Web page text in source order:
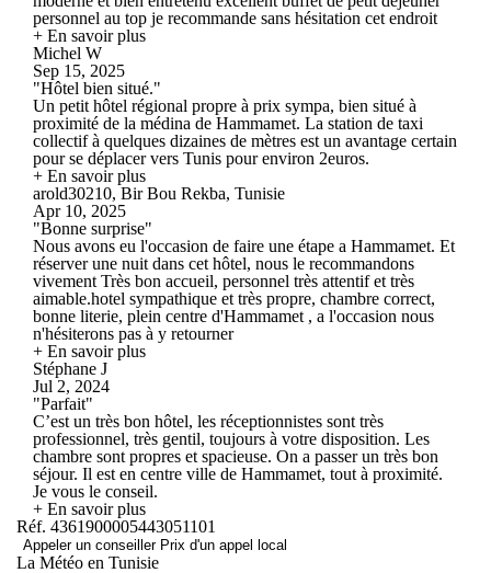
personnel au top je recommande sans hésitation cet endroit
+ En savoir plus
Michel W
Sep 15, 2025
"Hôtel bien situé."
Un petit hôtel régional propre à prix sympa, bien situé à
proximité de la médina de Hammamet. La station de taxi
collectif à quelques dizaines de mètres est un avantage certain
pour se déplacer vers Tunis pour environ 2euros.
+ En savoir plus
arold30210, Bir Bou Rekba, Tunisie
Apr 10, 2025
"Bonne surprise"
Nous avons eu l'occasion de faire une étape a Hammamet. Et
réserver une nuit dans cet hôtel, nous le recommandons
vivement Très bon accueil, personnel très attentif et très
aimable.hotel sympathique et très propre, chambre correct,
bonne literie, plein centre d'Hammamet , a l'occasion nous
n'hésiterons pas à y retourner
+ En savoir plus
Stéphane J
Jul 2, 2024
"Parfait"
C’est un très bon hôtel, les réceptionnistes sont très
professionnel, très gentil, toujours à votre disposition. Les
chambre sont propres et spacieuse. On a passer un très bon
séjour. Il est en centre ville de Hammamet, tout à proximité.
Je vous le conseil.
+ En savoir plus
Réf. 4361900005443051101
Appeler un conseiller Prix d'un appel local
La Météo en Tunisie